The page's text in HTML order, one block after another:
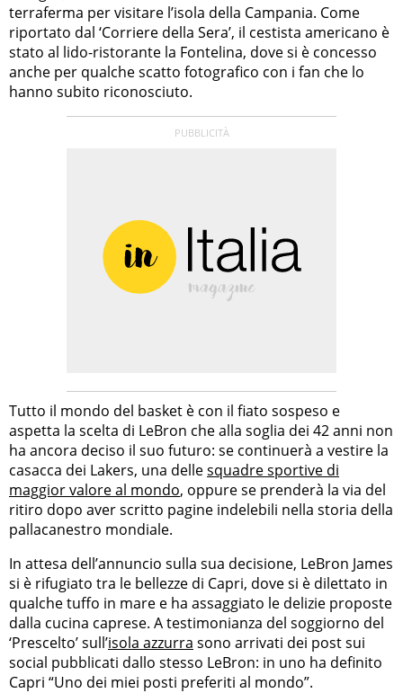
terraferma per visitare l’isola della Campania. Come
riportato dal ‘Corriere della Sera’, il cestista americano è
stato al lido-ristorante la Fontelina, dove si è concesso
anche per qualche scatto fotografico con i fan che lo
hanno subito riconosciuto.
Tutto il mondo del basket è con il fiato sospeso e
aspetta la scelta di LeBron che alla soglia dei 42 anni non
ha ancora deciso il suo futuro: se continuerà a vestire la
casacca dei Lakers, una dellesquadre sportive di
maggior valore al mondo, oppure se prenderà la via del
ritiro dopo aver scritto pagine indelebili nella storia della
pallacanestro mondiale.
In attesa dell’annuncio sulla sua decisione, LeBron James
si è rifugiato tra le bellezze di Capri, dove si è dilettato in
qualche tuffo in mare e ha assaggiato le delizie proposte
dalla cucina caprese. A testimonianza del soggiorno del
‘Prescelto’ sull’isola azzurra sono arrivati dei post sui
social pubblicati dallo stesso LeBron: in uno ha definito
Capri “Uno dei miei posti preferiti al mondo”.